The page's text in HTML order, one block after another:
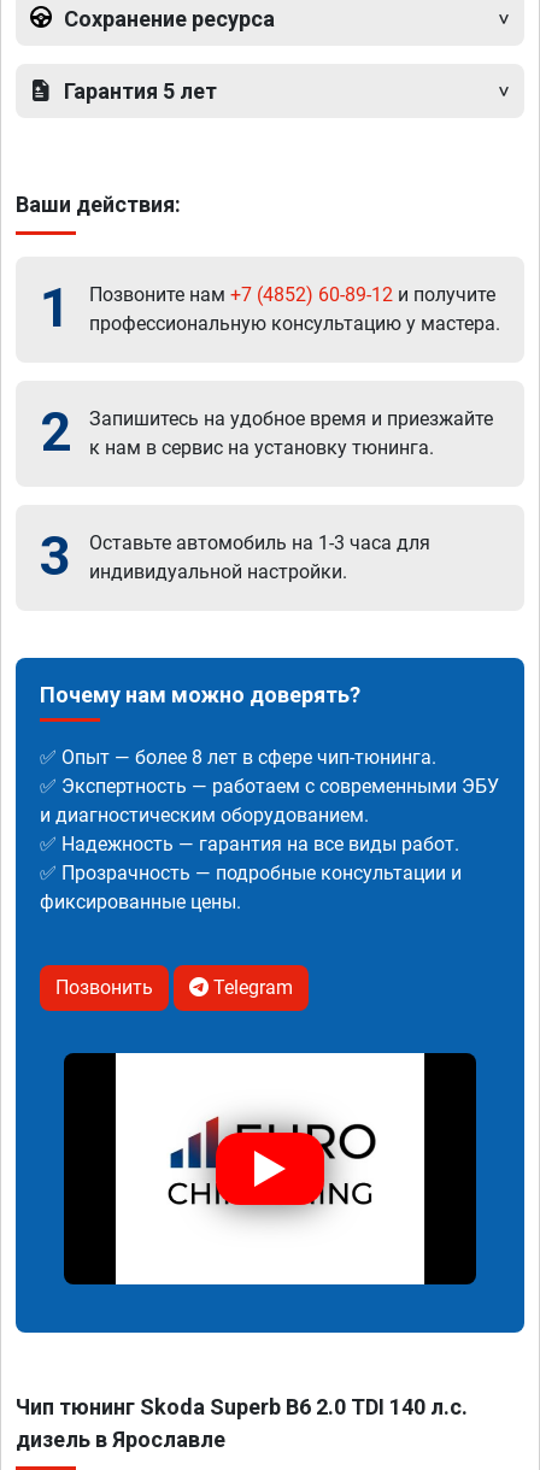
Сохранение ресурса
Гарантия 5 лет
Ваши действия:
1 Позвоните нам +7 (4852) 60-89-12 и получите
профессиональную консультацию у мастера.
2
Запишитесь на удобное время и приезжайте
к нам в сервис на установку тюнинга.
3
Оставьте автомобиль на 1-3 часа для
индивидуальной настройки.
Почему нам можно доверять?
✅ Опыт — более 8 лет в сфере чип-тюнинга.
✅ Экспертность — работаем с современными ЭБУ
и диагностическим оборудованием.
✅ Надежность — гарантия на все виды работ.
✅ Прозрачность — подробные консультации и
фиксированные цены.
Позвонить Telegram
Чип тюнинг Skoda Superb B6 2.0 TDI 140 л.с.
дизель в Ярославле